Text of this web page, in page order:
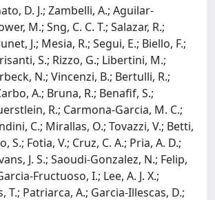
D. J.; Zambelli, A.; Aguilar-
M.; Sng, C. C. T.; Salazar, R.;
J.; Mesia, R.; Segui, E.; Biello, F.;
S.; Rizzo, G.; Libertini, M.;
N.; Vincenzi, B.; Bertulli, R.;
A.; Bruna, R.; Benafif, S.;
R.; Carmona-Garcia, M. C.;
C.; Mirallas, O.; Tovazzi, V.; Betti,
S.; Fotia, V.; Cruz, C. A.; Pria, A. D.;
J. S.; Saoudi-Gonzalez, N.; Felip,
Fructuoso, I.; Lee, A. J. X.;
T.; Patriarca, A.; Garcia-Illescas, D.;